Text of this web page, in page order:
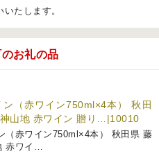
たします。
お礼の品
ン（赤ワイン750ml×4本） 秋田
山地 赤ワイン 贈り…|10010
（赤ワイン750ml×4本） 秋田県 藤
赤ワイ…